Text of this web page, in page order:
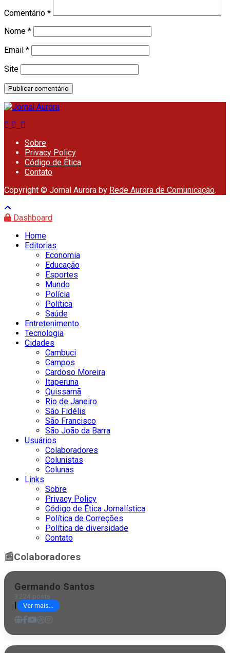
Comentário *
Nome *
Email *
Site
Sobre
Privacy Policy
Código de Ética
Contato
Copyright © Jornal Aurora by Rede Aurora de Comunicação.
Dashboard
Home
Editorias
Economia
Educação
Esportes
Mundo
Polícia
Política
Saúde
Entretenimento
Tecnologia
Cidades
Cambuci
Campos
Cardoso Moreira
Itaperuna
Quissamã
Rio de Janeiro
São Fidélis
São Francisco
São João da Barra
Usuários
Colaboradores
Colunistas
Colunas
Links
Sobre
Privacy Policy
Código de Ética Jornalística
Política de Correções
Política de diversidade
Contato
📰Colaboradores
Germando Santos
3224 posts
| Ver mais...